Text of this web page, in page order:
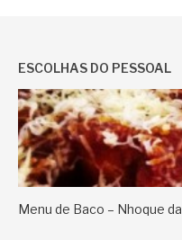
ESCOLHAS DO PESSOAL
Menu de Baco – Nhoque